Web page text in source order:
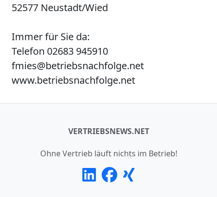
52577 Neustadt/Wied
Immer für Sie da:
Telefon 02683 945910
fmies@betriebsnachfolge.net
www.betriebsnachfolge.net
VERTRIEBSNEWS.NET
Ohne Vertrieb läuft nichts im Betrieb!